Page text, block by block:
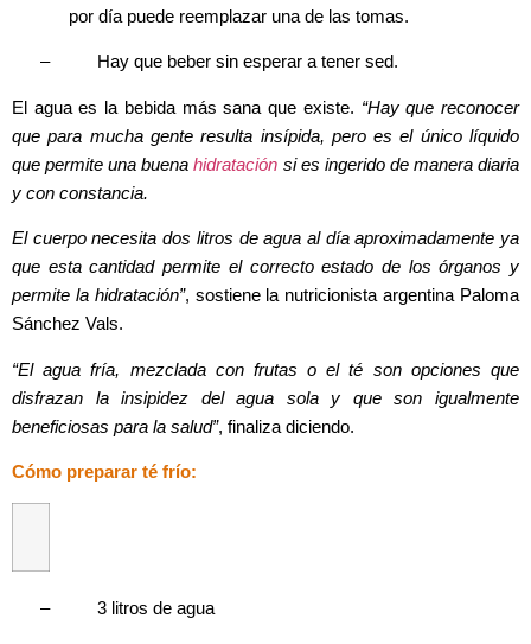
por día puede reemplazar una de las tomas.
– Hay que beber sin esperar a tener sed.
El agua es la bebida más sana que existe. “Hay que reconocer
que para mucha gente resulta insípida, pero es el único líquido
que permite una buenahidratación si es ingerido de manera diaria
y con constancia.
El cuerpo necesita dos litros de agua al día aproximadamente ya
que esta cantidad permite el correcto estado de los órganos y
permite la hidratación”, sostiene la nutricionista argentina Paloma
Sánchez Vals.
“El agua fría, mezclada con frutas o el té son opciones que
disfrazan la insipidez del agua sola y que son igualmente
beneficiosas para la salud”, finaliza diciendo.
Cómo preparar té frío:
– 3 litros de agua